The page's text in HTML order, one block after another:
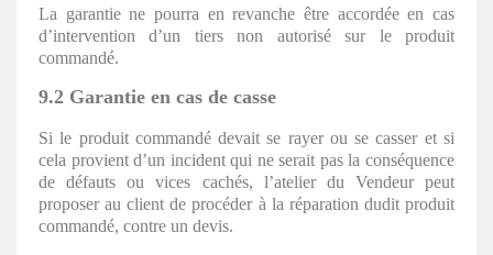
La garantie ne pourra en revanche être accordée en cas
d’intervention d’un tiers non autorisé sur le produit
commandé.
9.2 Garantie en cas de casse
Si le produit commandé devait se rayer ou se casser et si
cela provient d’un incident qui ne serait pas la conséquence
de défauts ou vices cachés, l’atelier du Vendeur peut
proposer au client de procéder à la réparation dudit produit
commandé, contre un devis.